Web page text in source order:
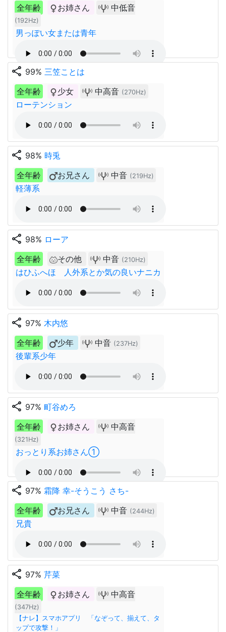
全年齢
お姉さん 中低音
(192Hz)
男っぽい女または青年
share 99% 三笠ことは
全年齢
少女 中高音 (270Hz)
ローテンション
share 98% 時兎
全年齢
お兄さん 中音 (219Hz)
軽薄系
share 98% ローア
全年齢
その他 中音 (210Hz)
はひふへほ 人外系とか気の良いナニカ
share 97% 木内悠
全年齢
少年 中音 (237Hz)
後輩系少年
share 97% 町谷めろ
全年齢
お姉さん 中高音
(321Hz)
おっとり系お姉さん①
share 97% 霜降 幸-そうこう さち-
全年齢
お兄さん 中音 (244Hz)
兄貴
share 97% 芹菜
全年齢
お姉さん 中高音
(347Hz)
【ナレ】スマホアプリ 「なぞって、揃えて、タ
ップで攻撃！」